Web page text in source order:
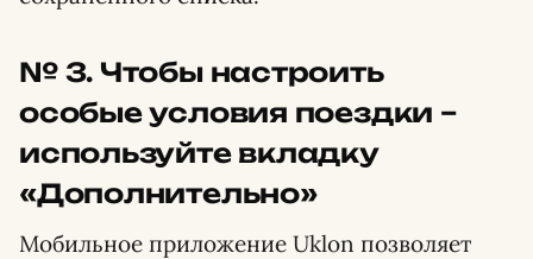
№ 3. Чтобы настроить
особые условия поездки –
используйте вкладку
«Дополнительно»
Мобильное приложение Uklon позволяет